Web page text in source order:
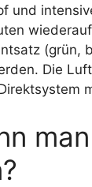
und
(grün,
Die